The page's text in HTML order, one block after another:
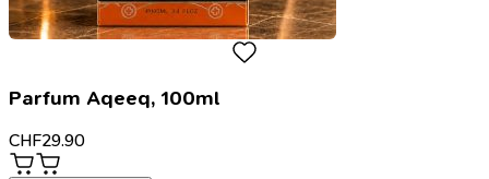
Parfum Aqeeq, 100ml
CHF29.90